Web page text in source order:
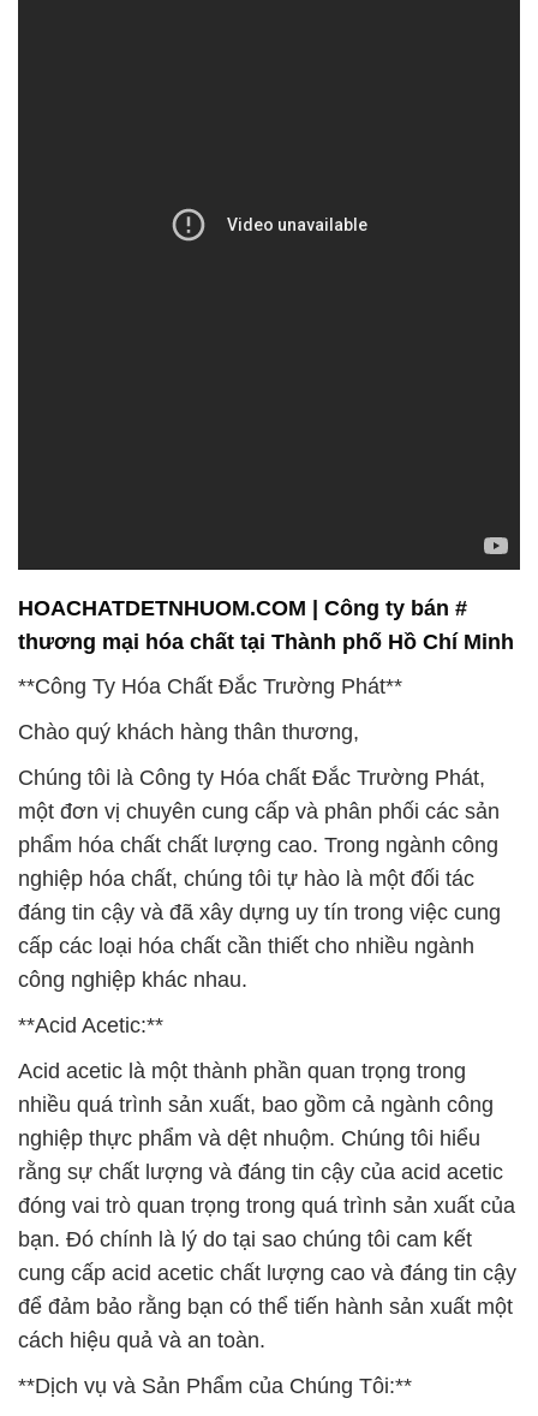
HOACHATDETNHUOM.COM | Công ty bán #
thương mại hóa chất tại Thành phố Hồ Chí Minh
**Công Ty Hóa Chất Đắc Trường Phát**
Chào quý khách hàng thân thương,
Chúng tôi là Công ty Hóa chất Đắc Trường Phát,
một đơn vị chuyên cung cấp và phân phối các sản
phẩm hóa chất chất lượng cao. Trong ngành công
nghiệp hóa chất, chúng tôi tự hào là một đối tác
đáng tin cậy và đã xây dựng uy tín trong việc cung
cấp các loại hóa chất cần thiết cho nhiều ngành
công nghiệp khác nhau.
**Acid Acetic:**
Acid acetic là một thành phần quan trọng trong
nhiều quá trình sản xuất, bao gồm cả ngành công
nghiệp thực phẩm và dệt nhuộm. Chúng tôi hiểu
rằng sự chất lượng và đáng tin cậy của acid acetic
đóng vai trò quan trọng trong quá trình sản xuất của
bạn. Đó chính là lý do tại sao chúng tôi cam kết
cung cấp acid acetic chất lượng cao và đáng tin cậy
để đảm bảo rằng bạn có thể tiến hành sản xuất một
cách hiệu quả và an toàn.
**Dịch vụ và Sản Phẩm của Chúng Tôi:**